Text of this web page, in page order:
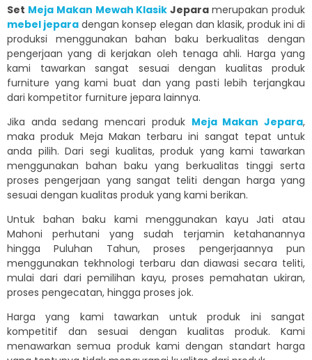
Set Meja Makan Mewah Klasik Jeparamerupakan produk
mebel jepara dengan konsep elegan dan klasik, produk ini di
produksi menggunakan bahan baku berkualitas dengan
pengerjaan yang di kerjakan oleh tenaga ahli. Harga yang
kami tawarkan sangat sesuai dengan kualitas produk
furniture yang kami buat dan yang pasti lebih terjangkau
dari kompetitor furniture jepara lainnya.
Jika anda sedang mencari produk Meja Makan Jepara,
maka produk Meja Makan terbaru ini sangat tepat untuk
anda pilih. Dari segi kualitas, produk yang kami tawarkan
menggunakan bahan baku yang berkualitas tinggi serta
proses pengerjaan yang sangat teliti dengan harga yang
sesuai dengan kualitas produk yang kami berikan.
Untuk bahan baku kami menggunakan kayu Jati atau
Mahoni perhutani yang sudah terjamin ketahanannya
hingga Puluhan Tahun, proses pengerjaannya pun
menggunakan tekhnologi terbaru dan diawasi secara teliti,
mulai dari dari pemilihan kayu, proses pemahatan ukiran,
proses pengecatan, hingga proses jok.
Harga yang kami tawarkan untuk produk ini sangat
kompetitif dan sesuai dengan kualitas produk. Kami
menawarkan semua produk kami dengan standart harga